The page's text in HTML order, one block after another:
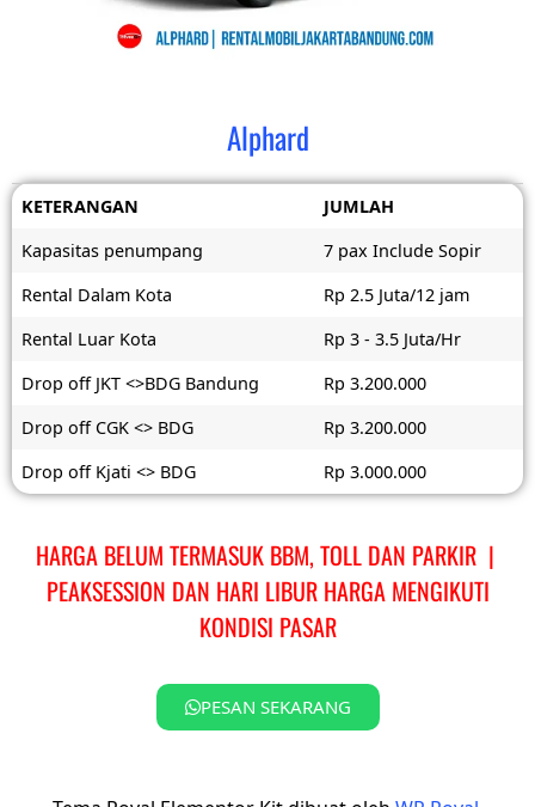
Alphard
KETERANGAN
JUMLAH
Kapasitas penumpang
7 pax Include Sopir
Rental Dalam Kota
Rp 2.5 Juta/12 jam
Rental Luar Kota
Rp 3 - 3.5 Juta/Hr
Drop off JKT <>BDG Bandung
Rp 3.200.000
Drop off CGK <> BDG
Rp 3.200.000
Drop off Kjati <> BDG
Rp 3.000.000
HARGA BELUM TERMASUK BBM, TOLL DAN PARKIR |
PEAKSESSION DAN HARI LIBUR HARGA MENGIKUTI
KONDISI PASAR
PESAN SEKARANG